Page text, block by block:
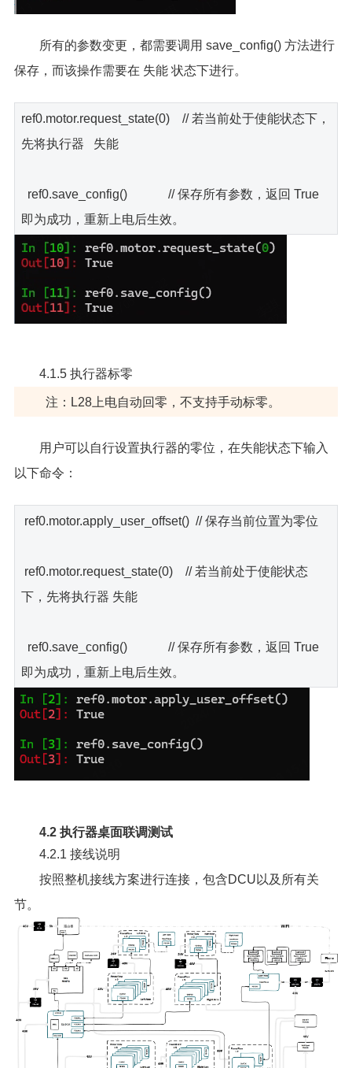
所有的参数变更，都需要调用 save_config() 方法进行
保存，而该操作需要在 失能 状态下进行。
ref0.motor.request_state(0) // 若当前处于使能状态下，
先将执行器 失能
ref0.save_config() // 保存所有参数，返回 True
即为成功，重新上电后生效。
4.1.5 执行器标零
注：L28上电自动回零，不支持手动标零。
用户可以自行设置执行器的零位，在失能状态下输入
以下命令：
ref0.motor.apply_user_offset() // 保存当前位置为零位
ref0.motor.request_state(0) // 若当前处于使能状态
下，先将执行器 失能
ref0.save_config() // 保存所有参数，返回 True
即为成功，重新上电后生效。
4.2 执行器桌面联调测试
4.2.1 接线说明
按照整机接线方案进行连接，包含DCU以及所有关
节。